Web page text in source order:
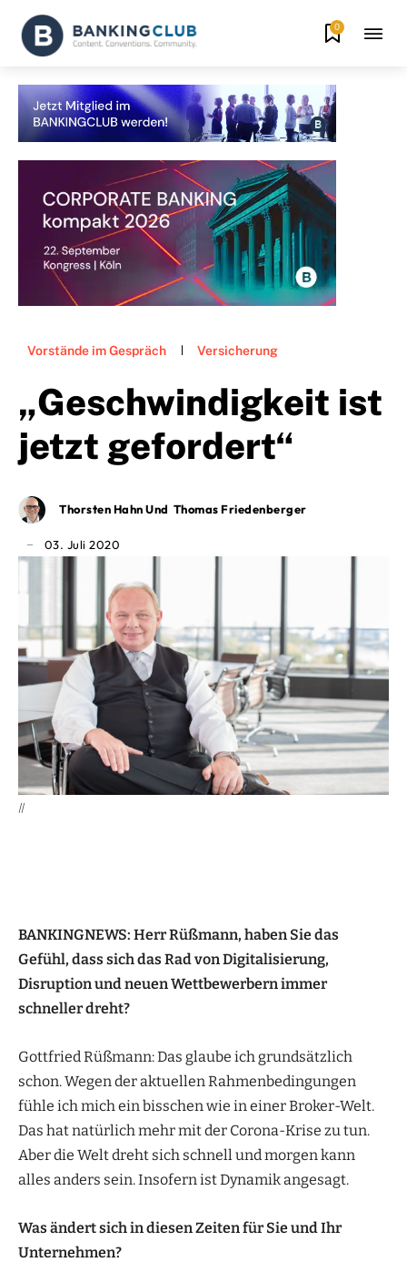
0
Vorstände im Gespräch Versicherung
„Geschwindigkeit ist
jetzt gefordert“
Thorsten Hahn Und Thomas Friedenberger
03. Juli 2020
||
BANKINGNEWS: Herr Rüßmann, haben Sie das
Gefühl, dass sich das Rad von Digitalisierung,
Disruption und neuen Wettbewerbern immer
schneller dreht?
Gottfried Rüßmann: Das glaube ich grundsätzlich
schon. Wegen der aktuellen Rahmenbedingungen
fühle ich mich ein bisschen wie in einer Broker-Welt.
Das hat natürlich mehr mit der Corona-Krise zu tun.
Aber die Welt dreht sich schnell und morgen kann
alles anders sein. Insofern ist Dynamik angesagt.
Was ändert sich in diesen Zeiten für Sie und Ihr
Unternehmen?